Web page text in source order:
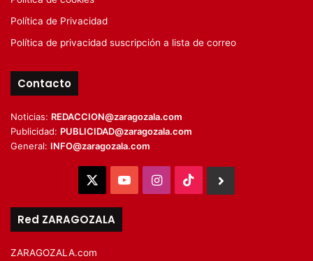
Política de Privacidad
Política de privacidad suscripción a lista de correo
Contacto
Noticias: REDACCION@zaragozala.com
Publicidad: PUBLICIDAD@zaragozala.com
General: INFO@zaragozala.com
YouTubeInstagram
TikTok
Red ZARAGOZALA
ZARAGOZALA.com